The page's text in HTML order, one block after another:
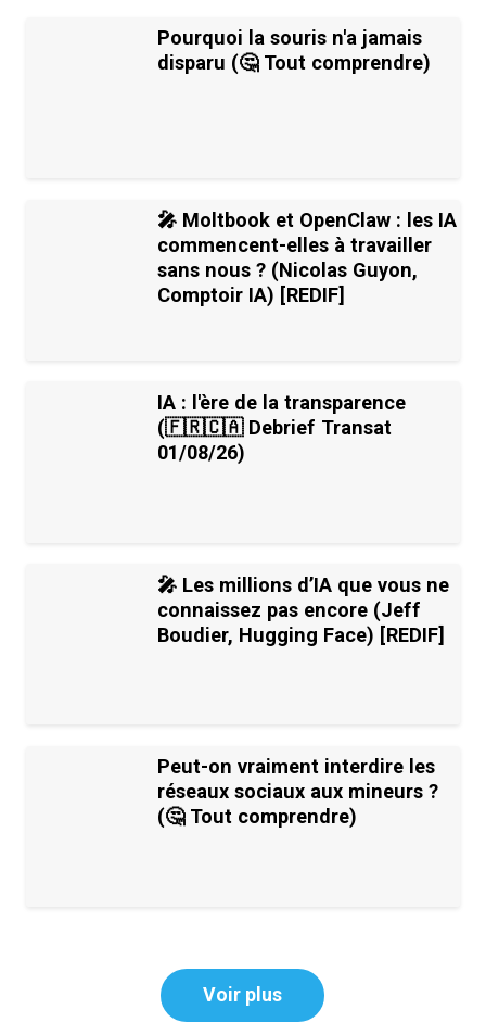
Pourquoi la souris n'a jamais
disparu (🤔 Tout comprendre)
🎤 Moltbook et OpenClaw : les IA
commencent-elles à travailler
sans nous ? (Nicolas Guyon,
Comptoir IA) [REDIF]
IA : l'ère de la transparence
(🇫🇷🇨🇦 Debrief Transat
01/08/26)
🎤 Les millions d’IA que vous ne
connaissez pas encore (Jeff
Boudier, Hugging Face) [REDIF]
Peut-on vraiment interdire les
réseaux sociaux aux mineurs ?
(🤔 Tout comprendre)
Voir plus